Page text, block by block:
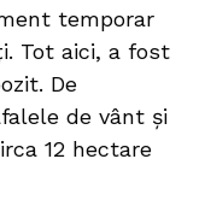
temporar
Tot aici, a fost
De
de vânt și
12 hectare